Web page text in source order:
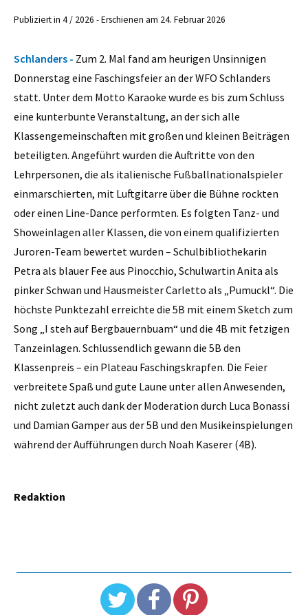
Publiziert in 4 / 2026 - Erschienen am 24. Februar 2026
Schlanders - Zum 2. Mal fand am heurigen Unsinnigen
Donnerstag eine Faschingsfeier an der WFO Schlanders
statt. Unter dem Motto Karaoke wurde es bis zum Schluss
eine kunterbunte Veranstaltung, an der sich alle
Klassengemeinschaften mit großen und kleinen Beiträgen
beteiligten. Angeführt wurden die Auftritte von den
Lehrpersonen, die als italienische Fußballnationalspieler
einmarschierten, mit Luftgitarre über die Bühne rockten
oder einen Line-Dance performten. Es folgten Tanz- und
Showeinlagen aller Klassen, die von einem qualifizierten
Juroren-Team bewertet wurden – Schulbibliothekarin
Petra als blauer Fee aus Pinocchio, Schulwartin Anita als
pinker Schwan und Hausmeister Carletto als „Pumuckl“. Die
höchste Punktezahl erreichte die 5B mit einem Sketch zum
Song „I steh auf Bergbauernbuam“ und die 4B mit fetzigen
Tanzeinlagen. Schlussendlich gewann die 5B den
Klassenpreis – ein Plateau Faschingskrapfen. Die Feier
verbreitete Spaß und gute Laune unter allen Anwesenden,
nicht zuletzt auch dank der Moderation durch Luca Bonassi
und Damian Gamper aus der 5B und den Musikeinspielungen
während der Aufführungen durch Noah Kaserer (4B).
Redaktion